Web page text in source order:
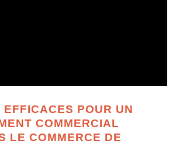
POUR UN
COMMERCIAL
LE COMMERCE DE